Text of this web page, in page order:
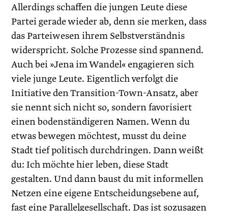
Allerdings schaffen die jungen Leute diese
Partei gerade wieder ab, denn sie merken, dass
das Parteiwesen ihrem Selbstverständnis
widerspricht. Solche Prozesse sind spannend.
Auch bei »Jena im Wandel« engagieren sich
viele junge Leute. Eigentlich verfolgt die
Initiative den Transition-Town-Ansatz, aber
sie nennt sich nicht so, sondern favorisiert
einen bodenständigeren Namen. Wenn du
etwas bewegen möchtest, musst du deine
Stadt tief politisch durchdringen. Dann weißt
du: Ich möchte hier leben, diese Stadt
gestalten. Und dann baust du mit informellen
Netzen eine eigene Entscheidungsebene auf,
fast eine Parallelgesellschaft. Das ist sozusagen